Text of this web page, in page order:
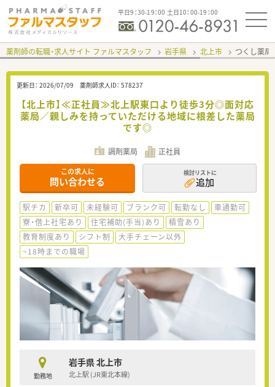
平日9：30-19：00 土日10：00-19：00
薬剤師の転職・求人サイト ファルマスタッフ 岩手県 北上市 つくし薬
更新日： 2026/07/09 薬剤師求人ID： 578237
【北上市】≪正社員≫北上駅東口より徒歩3分◎面対応
薬局／親しみを持っていただける地域に根差した薬局
です◎
調剤薬局 正社員
この求人に
問い合わせる
検討リストに
追加
駅チカ 新卒可 未経験可 ブランク可 転勤なし
車通勤可
寮・借上社宅あり
住宅補助(手当)あり
積雪あり
教育制度あり
シフト制
大手チェーン以外
~18時までの職場
勤務地
岩手県 北上市
北上駅 (JR東北本線)